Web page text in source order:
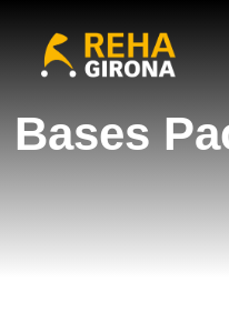
Bases